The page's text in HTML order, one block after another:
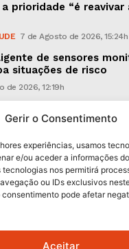
Gerir o Consentimento
experiências, usamos
e/ou aceder a informações
nos permitirá
ou IDs exclusivos
pode afetar
Aceitar
prioridade “é reavivar
7 de Agosto de 2026, 15:24h
de sensores
situações de risco
de 2026, 12:19h